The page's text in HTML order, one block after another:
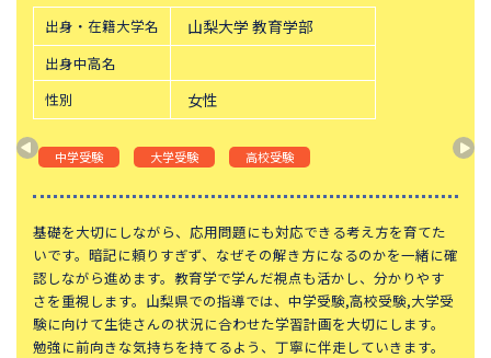
帝塚山中学校
中央大学附属横浜中学校
六甲学院中学校
青山学院横浜英和中学校
神奈川大学附属中学校
大宮開成中学校
法政大学第二中学校
品川女子学院中等部
東京都立桜修館中等教育学校
学習院中等科
頌栄女子学院中学校
田園調布学園中等部
東山中学校
山手学院中学校
函館ラ・サール中学校
城北中学校
恵泉女学園中学校
千代田区立九段中等教育学校
大妻中学校
滝中学校
出身・在籍大学名 山梨大学 教育学部
出身中高名
性別
女性
中学受験 大学受験 高校受験
基礎を大切にしながら、応用問題にも対応できる考え方を育てた
いです。暗記に頼りすぎず、なぜその解き方になるのかを一緒に確
認しながら進めます。教育学で学んだ視点も活かし、分かりやす
さを重視します。山梨県での指導では、中学受験,高校受験,大学受
験に向けて生徒さんの状況に合わせた学習計画を大切にします。
勉強に前向きな気持ちを持てるよう、丁寧に伴走していきます。